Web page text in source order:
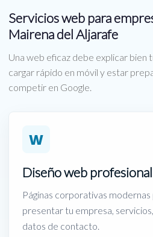
Servicios web para
Mairena del Aljarafe
Una web eficaz debe explicar bien
cargar rápido en móvil y estar
competir en Google.
W
Diseño web profesional
Páginas corporativas modernas
presentar tu empresa,
datos de contacto.